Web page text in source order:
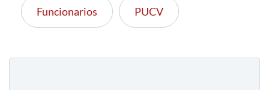
Funcionarios PUCV